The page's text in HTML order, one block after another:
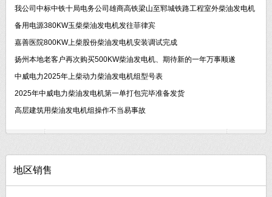
我公司中标中铁十局电务公司雄商高铁梁山至郓城铁路工程室外柴油发电机
备用电源380KW玉柴柴油发电机发往菲律宾
嘉善医院800KW上柴股份柴油发电机安装调试完成
扬州本地老客户再次购买500KW柴油发电机、期待新的一年万事顺遂
中威电力2025年上柴动力柴油发电机组型号表
2025年中威电力柴油发电机第一单打包完毕准备发货
高层建筑用柴油发电机组操作不当易事故
地区销售